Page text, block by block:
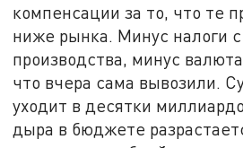
компенсации за то, что те
ниже рынка. Минус налоги
производства, минус
что вчера сама вывозили.
уходит в десятки
дыра в бюджете